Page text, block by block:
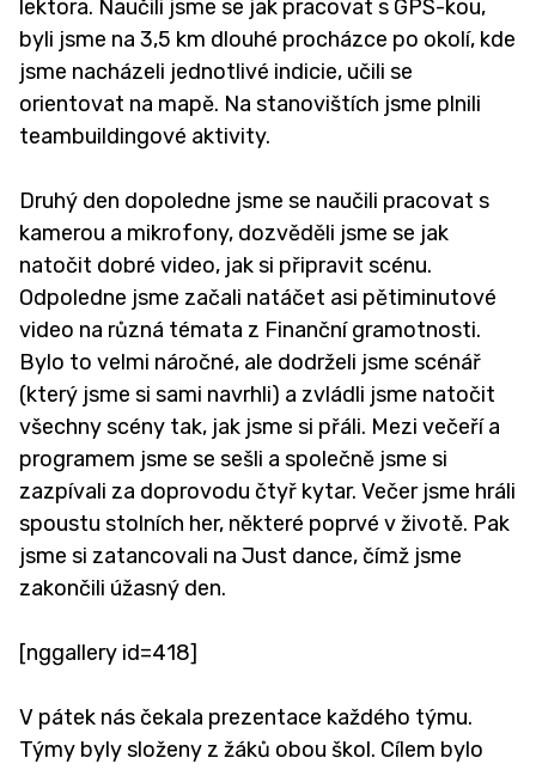
lektora. Naučili jsme se jak pracovat s GPS-kou,
byli jsme na 3,5 km dlouhé procházce po okolí, kde
jsme nacházeli jednotlivé indicie, učili se
orientovat na mapě. Na stanovištích jsme plnili
teambuildingové aktivity.
Druhý den dopoledne jsme se naučili pracovat s
kamerou a mikrofony, dozvěděli jsme se jak
natočit dobré video, jak si připravit scénu.
Odpoledne jsme začali natáčet asi pětiminutové
video na různá témata z Finanční gramotnosti.
Bylo to velmi náročné, ale dodrželi jsme scénář
(který jsme si sami navrhli) a zvládli jsme natočit
všechny scény tak, jak jsme si přáli. Mezi večeří a
programem jsme se sešli a společně jsme si
zazpívali za doprovodu čtyř kytar. Večer jsme hráli
spoustu stolních her, některé poprvé v životě. Pak
jsme si zatancovali na Just dance, čímž jsme
zakončili úžasný den.
[nggallery id=418]
V pátek nás čekala prezentace každého týmu.
Týmy byly složeny z žáků obou škol. Cílem bylo